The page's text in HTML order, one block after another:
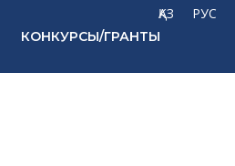
ҚАЗ РУС
КОНКУРСЫ/ГРАНТЫ